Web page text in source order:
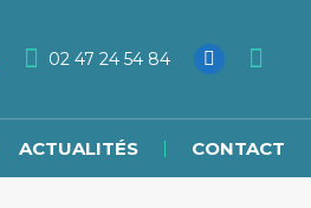
02 47 24 54 84
ACTUALITÉS CONTACT